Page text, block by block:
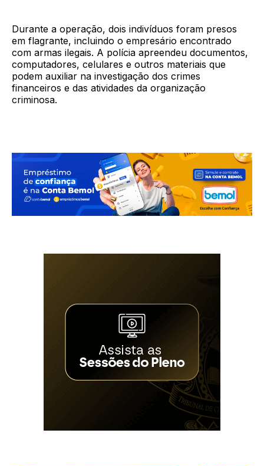
Durante a operação, dois indivíduos foram presos
em flagrante, incluindo o empresário encontrado
com armas ilegais. A polícia apreendeu documentos,
computadores, celulares e outros materiais que
podem auxiliar na investigação dos crimes
financeiros e das atividades da organização
criminosa.